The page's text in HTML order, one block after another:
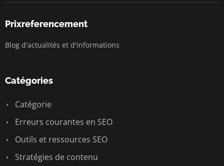
Prixreferencement
Blog d'actualités et d'informations
Catégories
Catégorie
Erreurs courantes en SEO
Outils et ressources SEO
Stratégies de contenu